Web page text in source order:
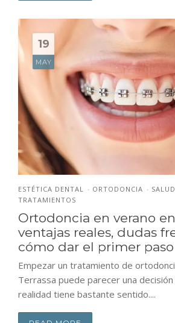
19
MAY
ESTÉTICA DENTAL • ORTODONCIA •
TRATAMIENTOS
Ortodoncia en verano en
ventajas reales, dudas
cómo dar el primer paso
Empezar un tratamiento de
Terrassa puede parecer una
realidad tiene bastante sentido....